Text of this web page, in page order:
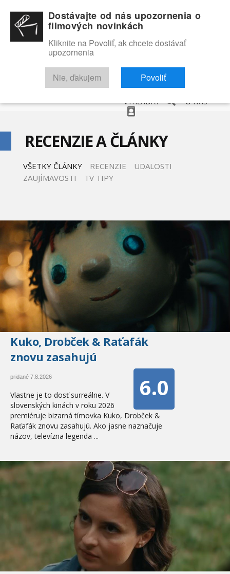
RECENZIE TRAILERY FILMOVÁ DATABÁZA
VYHĽADAŤ O NÁS
RECENZIE A ČLÁNKY
VŠETKY ČLÁNKY RECENZIE
UDALOSTI
ZAUJÍMAVOSTI
TV TIPY
Kuko, Drobček & Raťafák
znovu zasahujú
6.0
pridané 7.8.2026
Vlastne je to dosť surreálne. V
slovenských kinách v roku 2026
premiéruje bizarná tímovka Kuko, Drobček &
Raťafák znovu zasahujú. Ako jasne naznačuje
názov, televízna legenda ...
Dostávajte od nás upozornenia o
filmových novinkách
Kliknite na Povoliť, ak chcete dostávať
upozornenia
Nie, ďakujem Povoliť